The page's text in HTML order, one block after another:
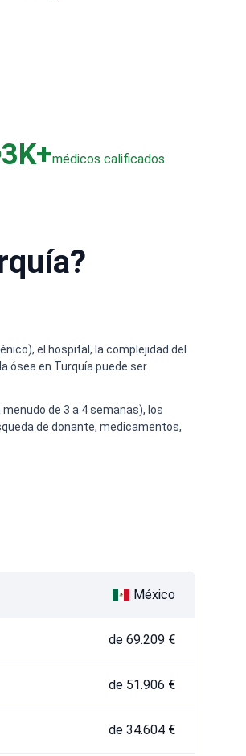
3K+médicos calificados
el hospital, la complejidad del
ósea en Turquía puede ser
de 3 a 4 semanas), los
de donante, medicamentos,
México
de 69.209 €
de 51.906 €
de 34.604 €